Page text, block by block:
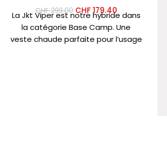
CHF299.00 CHF179.40
La Jkt Viper est notre hybride dans
la catégorie Base Camp. Une
veste chaude parfaite pour l’usage